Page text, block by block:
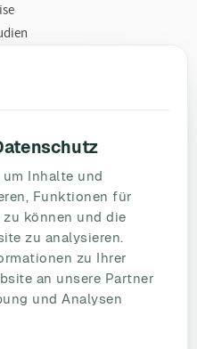
Inhalte und
Funktionen für
können und die
zu analysieren.
zu Ihrer
an unsere Partner
und Analysen